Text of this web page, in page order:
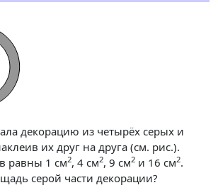
декорацию из четырёх серых и
их друг на друга (см. рис.).
равны 1 см2, 4 см2, 9 см2 и 16 см2.
серой части декорации?